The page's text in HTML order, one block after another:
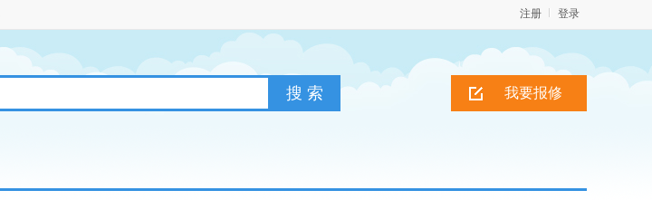
登录
注册
我要报修